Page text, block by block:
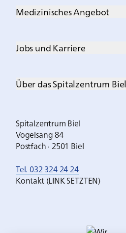
Medizinisches Angebot
Jobs und Karriere
Über das Spitalzentrum Biel
Spitalzentrum Biel
Vogelsang 84
Postfach · 2501 Biel
Tel. 032 324 24 24
Kontakt (LINK SETZTEN)